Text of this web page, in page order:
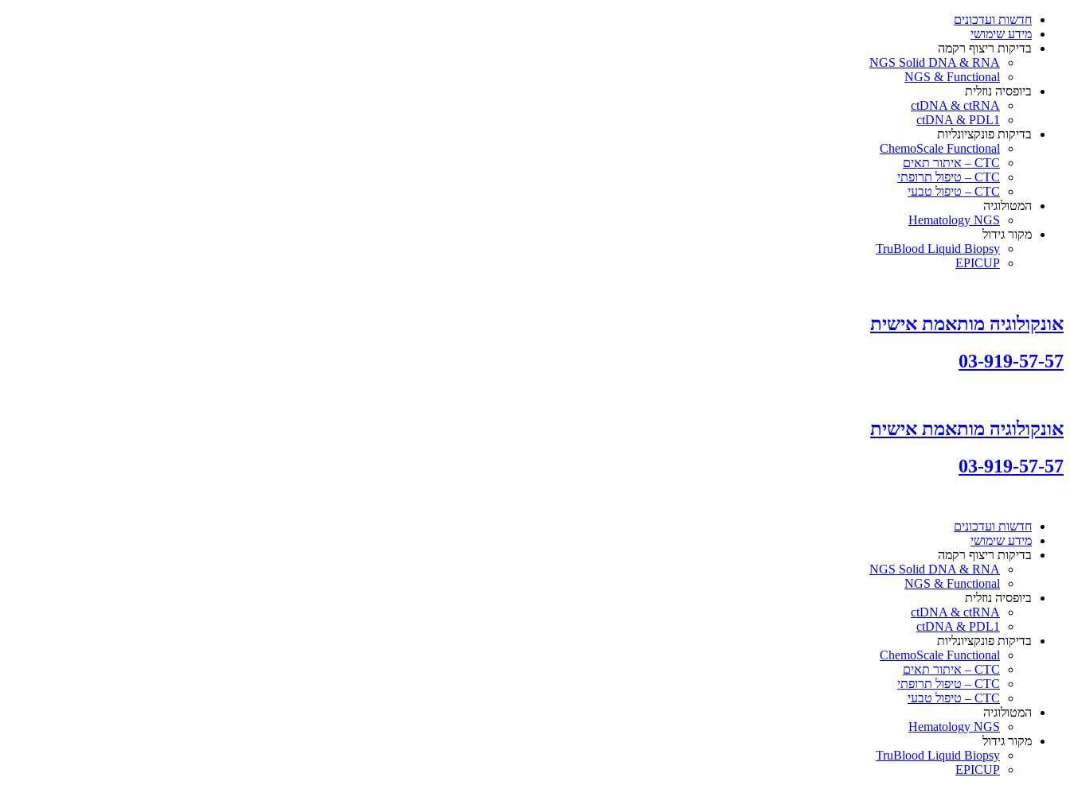
חדשות ועדכונים
מידע שימושי
בדיקות ריצוף רקמה
NGS Solid DNA & RNA
NGS & Functional
ביופסיה נוזלית
ctDNA & ctRNA
ctDNA & PDL1
בדיקות פונקציונליות
ChemoScale Functional
CTC – איתור תאים
CTC – טיפול תרופתי
CTC – טיפול טבעי
המטולוגיה
Hematology NGS
מקור גידול
TruBlood Liquid Biopsy
EPICUP
אונקולוגיה מותאמת אישית
03-919-57-57
אונקולוגיה מותאמת אישית
03-919-57-57
חדשות ועדכונים
מידע שימושי
בדיקות ריצוף רקמה
NGS Solid DNA & RNA
NGS & Functional
ביופסיה נוזלית
ctDNA & ctRNA
ctDNA & PDL1
בדיקות פונקציונליות
ChemoScale Functional
CTC – איתור תאים
CTC – טיפול תרופתי
CTC – טיפול טבעי
המטולוגיה
Hematology NGS
מקור גידול
TruBlood Liquid Biopsy
EPICUP